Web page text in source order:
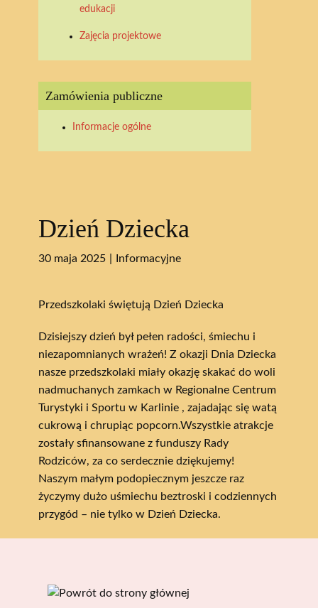
edukacji
Zajęcia projektowe
Zamówienia publiczne
Informacje ogólne
Dzień Dziecka
30 maja 2025 Informacyjne
Przedszkolaki świętują Dzień Dziecka
Dzisiejszy dzień był pełen radości, śmiechu i
niezapomnianych wrażeń! Z okazji Dnia Dziecka
nasze przedszkolaki miały okazję skakać do woli
nadmuchanych zamkach w Regionalne Centrum
Turystyki i Sportu w Karlinie , zajadając się watą
cukrową i chrupiąc popcorn.Wszystkie atrakcje
zostały sfinansowane z funduszy Rady
Rodziców, za co serdecznie dziękujemy!
Naszym małym podopiecznym jeszcze raz
życzymy dużo uśmiechu beztroski i codziennych
przygód – nie tylko w Dzień Dziecka.